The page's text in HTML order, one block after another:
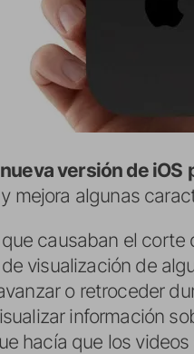
nueva versión de iOS
mejora algunas
causaban el corte
visualización de
o retroceder
información
hacía que los